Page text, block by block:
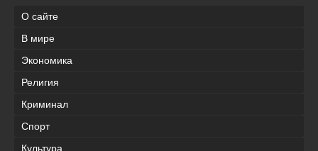
О сайте
В мире
Экономика
Религия
Криминал
Спорт
Культура